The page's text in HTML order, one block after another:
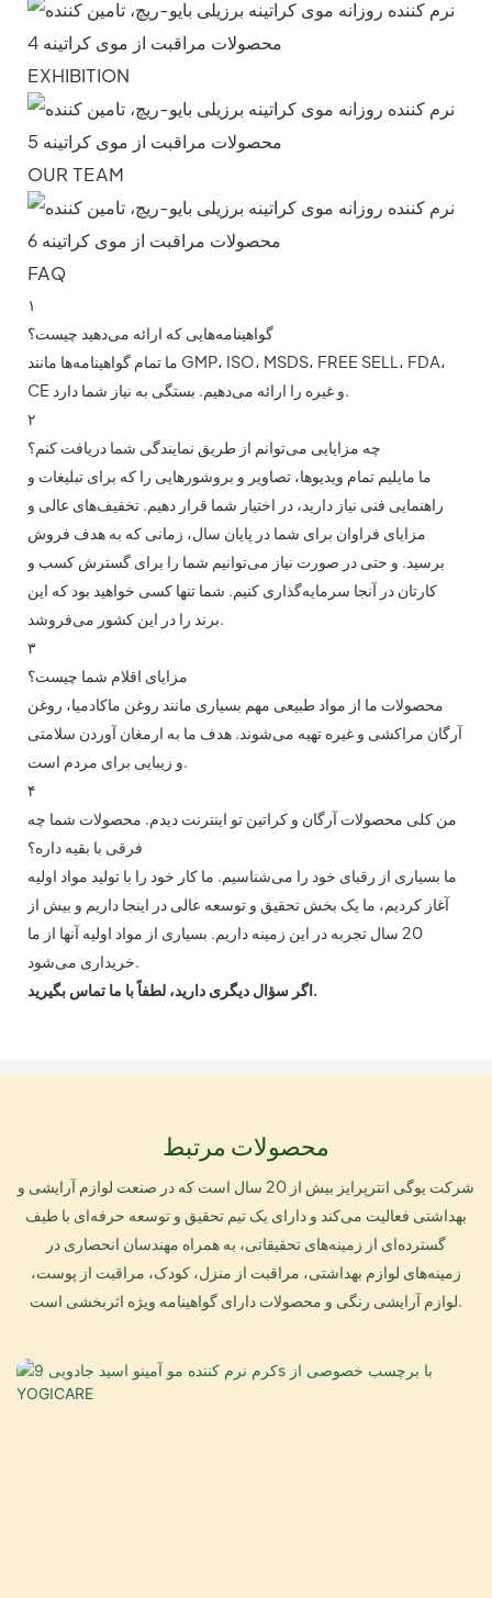
EXHIBITION
OUR TEAM
FAQ
۱
گواهینامه‌هایی که ارائه می‌دهید چیست؟
ما تمام گواهینامه‌ها مانند GMP، ISO، MSDS، FREE SELL، FDA،
CE و غیره را ارائه می‌دهیم. بستگی به نیاز شما دارد.
۲
چه مزایایی می‌توانم از طریق نمایندگی شما دریافت کنم؟
ما مایلیم تمام ویدیوها، تصاویر و بروشورهایی را که برای تبلیغات و
راهنمایی فنی نیاز دارید، در اختیار شما قرار دهیم. تخفیف‌های عالی و
مزایای فراوان برای شما در پایان سال، زمانی که به هدف فروش
برسید. و حتی در صورت نیاز می‌توانیم شما را برای گسترش کسب و
کارتان در آنجا سرمایه‌گذاری کنیم. شما تنها کسی خواهید بود که این
برند را در این کشور می‌فروشد.
۳
مزایای اقلام شما چیست؟
محصولات ما از مواد طبیعی مهم بسیاری مانند روغن ماکادمیا، روغن
آرگان مراکشی و غیره تهیه می‌شوند. هدف ما به ارمغان آوردن سلامتی
و زیبایی برای مردم است.
۴
من کلی محصولات آرگان و کراتین تو اینترنت دیدم. محصولات شما چه
فرقی با بقیه داره؟
ما بسیاری از رقبای خود را می‌شناسیم. ما کار خود را با تولید مواد اولیه
آغاز کردیم، ما یک بخش تحقیق و توسعه عالی در اینجا داریم و بیش از
20 سال تجربه در این زمینه داریم. بسیاری از مواد اولیه آنها از ما
خریداری می‌شود.
اگر سؤال دیگری دارید، لطفاً با ما تماس بگیرید.
محصولات مرتبط
شرکت یوگی انترپرایز بیش از 20 سال است که در صنعت لوازم آرایشی و
بهداشتی فعالیت می‌کند و دارای یک تیم تحقیق و توسعه حرفه‌ای با طیف
گسترده‌ای از زمینه‌های تحقیقاتی، به همراه مهندسان انحصاری در
زمینه‌های لوازم بهداشتی، مراقبت از منزل، کودک، مراقبت از پوست،
لوازم آرایشی رنگی و محصولات دارای گواهینامه ویژه اثربخشی است.